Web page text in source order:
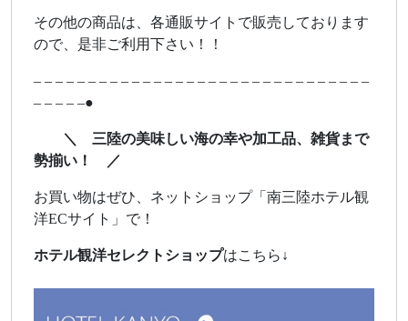
その他の商品は、各通販サイトで販売しております
ので、是非ご利用下さい！！
– – – – – – – – – – – – – – – – – – – – – – – – – – – – – – –
– – – – –●
＼ 三陸の美味しい海の幸や加工品、雑貨まで
勢揃い！ ／
お買い物はぜひ、ネットショップ「南三陸ホテル観
洋ECサイト」で！
ホテル観洋セレクトショップはこちら↓